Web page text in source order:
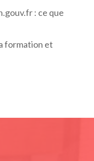
: ce que
formation et